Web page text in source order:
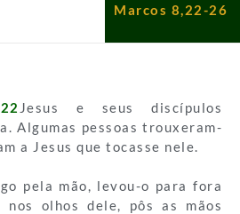
Marcos 8,22-26
22 Jesus e seus discípulos
Algumas pessoas trouxeram-
a Jesus que tocasse nele.
pela mão, levou-o para fora
nos olhos dele, pôs as mãos